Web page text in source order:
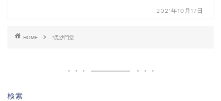
2021年10月17日
HOME #毘沙門堂
検索